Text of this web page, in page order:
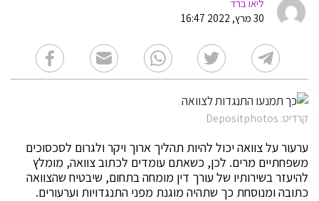
ליאו ברד
30 מרץ, 2022 16:47
קרדיט: Depositphotos
ערעור על צוואה יכול להיות תהליך ארוך ויקר ולגרום לסכסוכים
משפחתיים מרים. לכן, כשאתם עומדים לכתוב צוואה, מומלץ
להיעזר בשירותיו של עורך דין מומחה בתחום, שיבטיח שהצוואה
כתובה ומנוסחת כך שתהיה מוגנת מפני התנגדויות וערעורים.